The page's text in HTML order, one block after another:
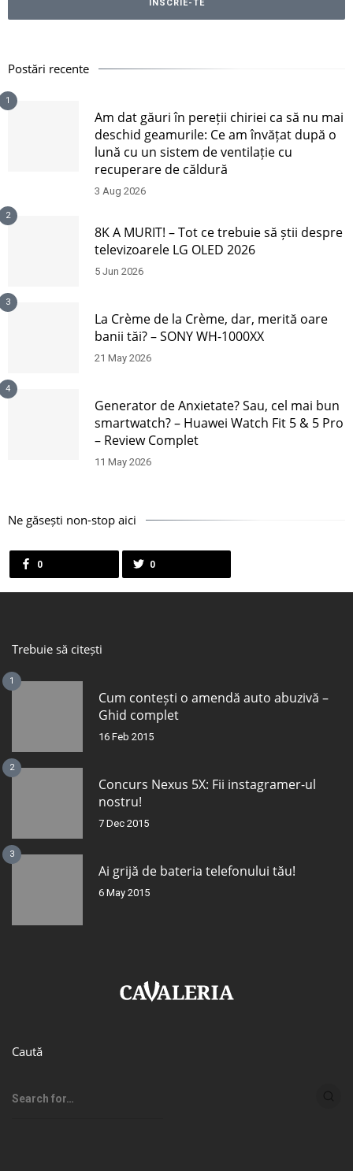
Postări recente
1
Am dat găuri în pereții chiriei ca să nu mai
deschid geamurile: Ce am învățat după o
lună cu un sistem de ventilație cu
recuperare de căldură
3 Aug 2026
2
8K A MURIT! – Tot ce trebuie să știi despre
televizoarele LG OLED 2026
5 Jun 2026
3
La Crème de la Crème, dar, merită oare
banii tăi? – SONY WH-1000XX
21 May 2026
4
Generator de Anxietate? Sau, cel mai bun
smartwatch? – Huawei Watch Fit 5 & 5 Pro
– Review Complet
11 May 2026
Ne găsești non-stop aici
0 0
Trebuie să citești
1
Cum contești o amendă auto abuzivă –
Ghid complet
16 Feb 2015
2
Concurs Nexus 5X: Fii instagramer-ul
nostru!
7 Dec 2015
3
Ai grijă de bateria telefonului tău!
6 May 2015
Caută